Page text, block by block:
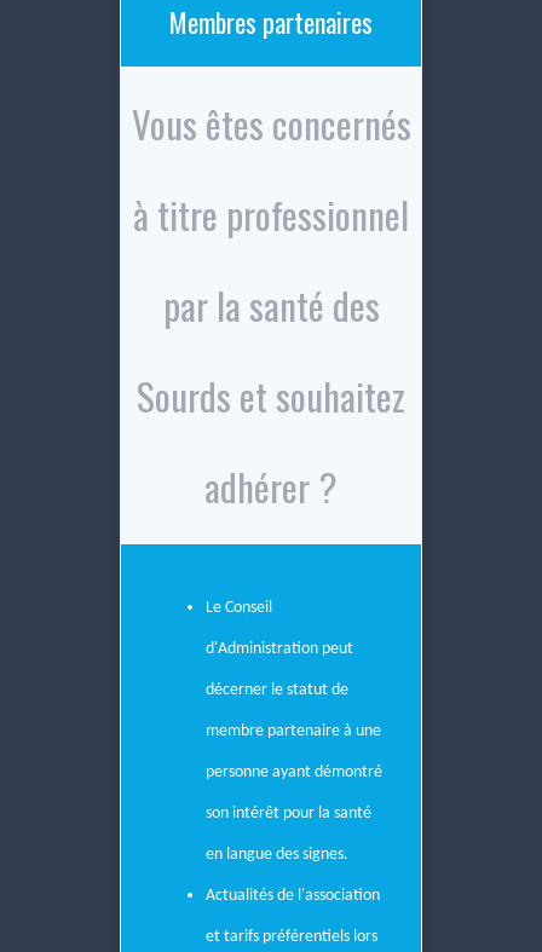
Membres partenaires
Vous êtes concernés
à titre professionnel
par la santé des
Sourds et souhaitez
adhérer ?
Le Conseil
d'Administration peut
décerner le statut de
membre partenaire à une
personne ayant démontré
son intérêt pour la santé
en langue des signes.
Actualités de l'association
et tarifs préférentiels lors